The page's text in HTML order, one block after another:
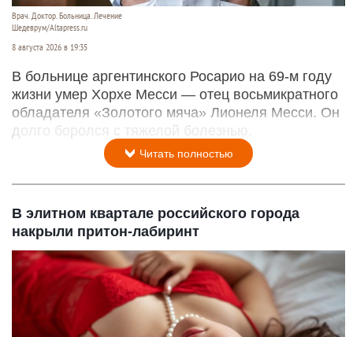
Врач. Доктор. Больница. Лечение
Шедеврум/Altapress.ru
8 августа 2026 в 19:35
В больнице аргентинского Росарио на 69-м году
жизни умер Хорхе Месси — отец восьмикратного
обладателя «Золотого мяча» Лионеля Месси. Он
долго боролся с тяжелой болезнью.
Читать полностью
В элитном квартале российского города
накрыли притон-лабиринт